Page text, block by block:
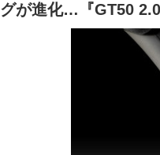
が進化…『GT50